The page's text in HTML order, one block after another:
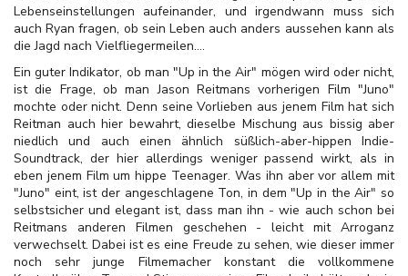
Lebenseinstellungen aufeinander, und irgendwann muss sich
auch Ryan fragen, ob sein Leben auch anders aussehen kann als
die Jagd nach Vielfliegermeilen....
Ein guter Indikator, ob man "Up in the Air" mögen wird oder nicht,
ist die Frage, ob man Jason Reitmans vorherigen Film "Juno"
mochte oder nicht. Denn seine Vorlieben aus jenem Film hat sich
Reitman auch hier bewahrt, dieselbe Mischung aus bissig aber
niedlich und auch einen ähnlich süßlich-aber-hippen Indie-
Soundtrack, der hier allerdings weniger passend wirkt, als in
eben jenem Film um hippe Teenager. Was ihn aber vor allem mit
"Juno" eint, ist der angeschlagene Ton, in dem "Up in the Air" so
selbstsicher und elegant ist, dass man ihn - wie auch schon bei
Reitmans anderen Filmen geschehen - leicht mit Arroganz
verwechselt. Dabei ist es eine Freude zu sehen, wie dieser immer
noch sehr junge Filmemacher konstant die vollkommene